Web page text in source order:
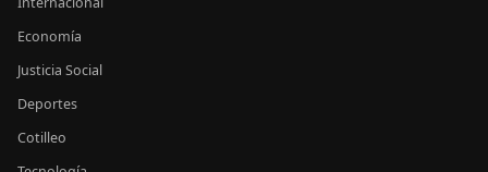
Economía
Justicia Social
Deportes
Cotilleo